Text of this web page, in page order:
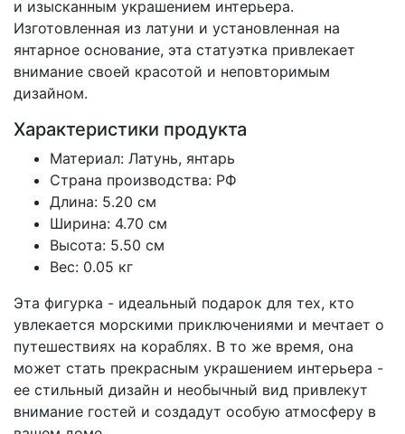
и изысканным украшением интерьера.
Изготовленная из латуни и установленная на
янтарное основание, эта статуэтка привлекает
внимание своей красотой и неповторимым
дизайном.
Характеристики продукта
Материал: Латунь, янтарь
Страна производства: РФ
Длина: 5.20 см
Ширина: 4.70 см
Высота: 5.50 см
Вес: 0.05 кг
Эта фигурка - идеальный подарок для тех, кто
увлекается морскими приключениями и мечтает о
путешествиях на кораблях. В то же время, она
может стать прекрасным украшением интерьера -
ее стильный дизайн и необычный вид привлекут
внимание гостей и создадут особую атмосферу в